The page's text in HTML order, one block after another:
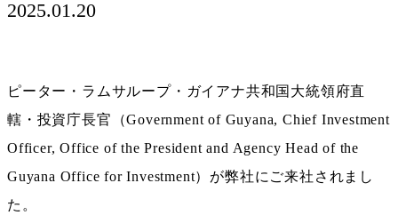
2025.01.20
ピーター・ラムサループ・ガイアナ共和国大統領府直
轄・投資庁長官（Government of Guyana, Chief Investment
Officer, Office of the President and Agency Head of the
Guyana Office for Investment）が弊社にご来社されまし
た。